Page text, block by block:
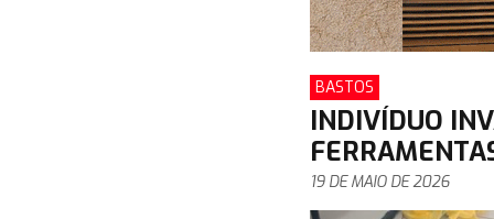
BASTOS
INDIVÍDUO
19 DE MAIO DE 2026